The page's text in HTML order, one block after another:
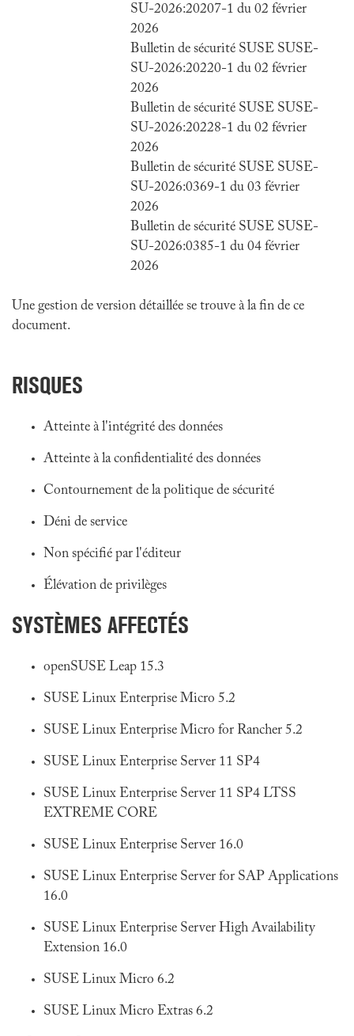
SU-2026:20207-1 du 02 février
2026
Bulletin de sécurité SUSE SUSE-
SU-2026:20220-1 du 02 février
2026
Bulletin de sécurité SUSE SUSE-
SU-2026:20228-1 du 02 février
2026
Bulletin de sécurité SUSE SUSE-
SU-2026:0369-1 du 03 février
2026
Bulletin de sécurité SUSE SUSE-
SU-2026:0385-1 du 04 février
2026
Une gestion de version détaillée se trouve à la fin de ce
document.
RISQUES
Atteinte à l'intégrité des données
Atteinte à la confidentialité des données
Contournement de la politique de sécurité
Déni de service
Non spécifié par l'éditeur
Élévation de privilèges
SYSTÈMES AFFECTÉS
openSUSE Leap 15.3
SUSE Linux Enterprise Micro 5.2
SUSE Linux Enterprise Micro for Rancher 5.2
SUSE Linux Enterprise Server 11 SP4
SUSE Linux Enterprise Server 11 SP4 LTSS
EXTREME CORE
SUSE Linux Enterprise Server 16.0
SUSE Linux Enterprise Server for SAP Applications
16.0
SUSE Linux Enterprise Server High Availability
Extension 16.0
SUSE Linux Micro 6.2
SUSE Linux Micro Extras 6.2